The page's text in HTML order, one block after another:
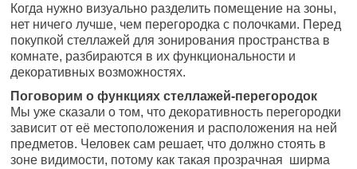
Когда нужно визуально разделить помещение на зоны,
нет ничего лучше, чем перегородка с полочками. Перед
покупкой стеллажей для зонирования пространства в
комнате, разбираются в их функциональности и
декоративных возможностях.
Поговорим о функциях стеллажей-перегородок
Мы уже сказали о том, что декоративность перегородки
зависит от её местоположения и расположения на ней
предметов. Человек сам решает, что должно стоять в
зоне видимости, потому как такая прозрачная ширма